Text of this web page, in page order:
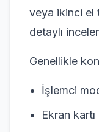
veya ikinci el
detaylı
Genellikle
İşlemci
Ekran